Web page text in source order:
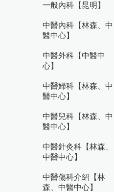
一般內科【昆明】
中醫內科【林森、中
醫中心】
中醫外科【中醫中
心】
中醫婦科【林森、中
醫中心】
中醫兒科【林森、中
醫中心】
中醫針灸科【林森、
中醫中心】
中醫傷科介紹【林
森、中醫中心】